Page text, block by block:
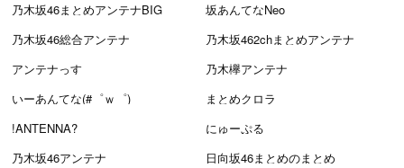
乃木坂46まとめアンテナBIG
坂あんてなNeo
乃木坂46総合アンテナ
乃木坂462chまとめアンテナ
アンテナっす
乃木欅アンテナ
いーあんてな(#゜ｗ゜)
まとめクロラ
!ANTENNA?
にゅーぷる
乃木坂46アンテナ
日向坂46まとめのまとめ